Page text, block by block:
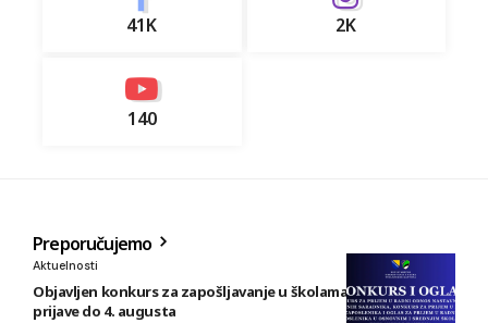
41K 2K
140
Preporučujemo
Aktuelnosti
Objavljen konkurs za zapošljavanje u školama TK: Rok za
prijave do 4. augusta